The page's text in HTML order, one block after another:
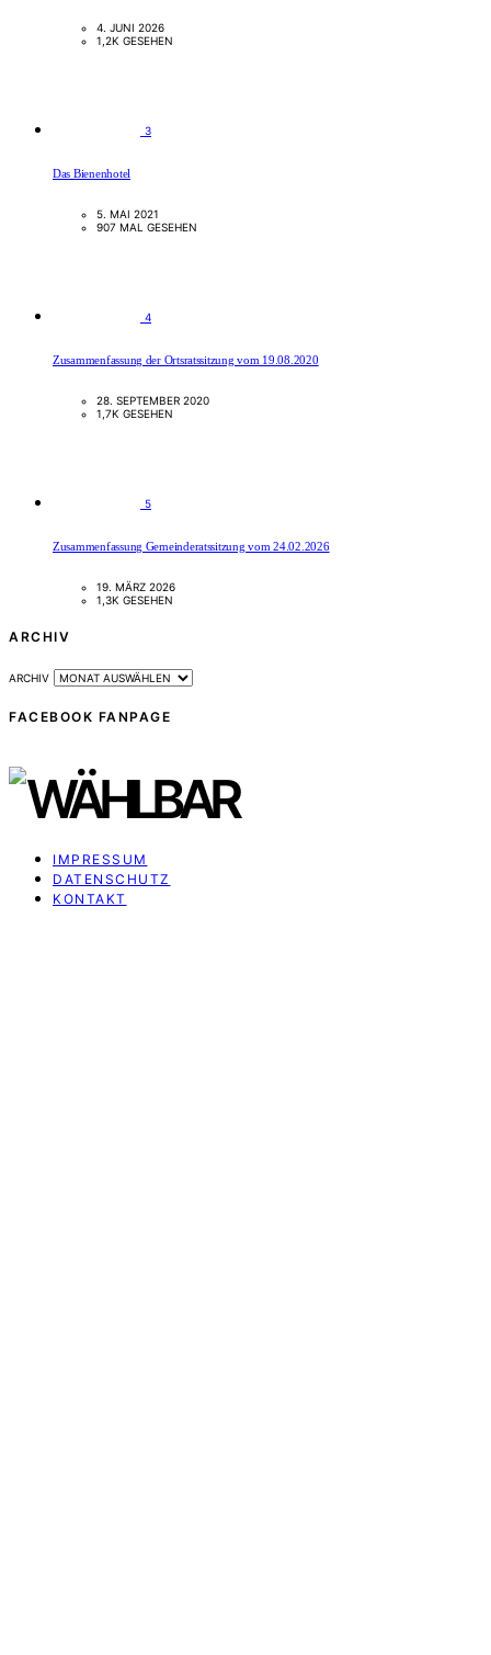
4. JUNI 2026
1,2K GESEHEN
3
Das Bienenhotel
5. MAI 2021
907 MAL GESEHEN
4
Zusammenfassung der Ortsratssitzung vom 19.08.2020
28. SEPTEMBER 2020
1,7K GESEHEN
5
Zusammenfassung Gemeinderatssitzung vom 24.02.2026
19. MÄRZ 2026
1,3K GESEHEN
ARCHIV
ARCHIV
FACEBOOK FANPAGE
IMPRESSUM
DATENSCHUTZ
KONTAKT